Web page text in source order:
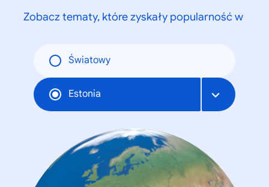
Zobacz tematy, które zyskały popularność w
Światowy
Estonia